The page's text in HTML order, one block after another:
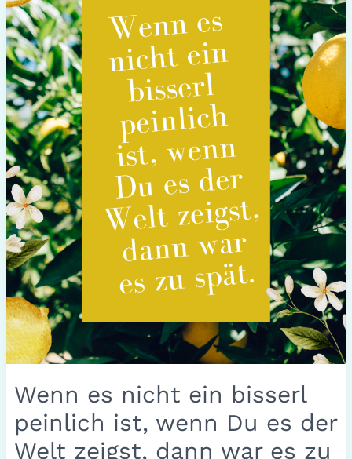
Wenn es nicht ein bisserl
peinlich ist, wenn Du es der
Welt zeigst, dann war es zu
ein
bisserl
peinlich
ist,
wenn
Du
es
der
Welt
zeigst,
dann
war
es
zu
spät.